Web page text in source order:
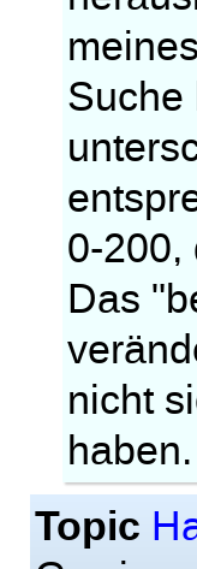
Suche
0-200,
Das
nicht
haben.
Topic